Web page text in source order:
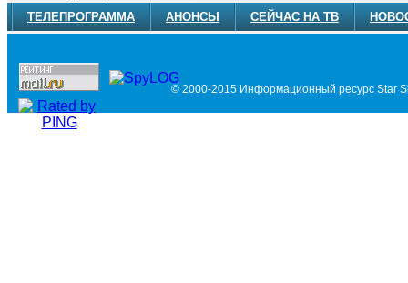
ТЕЛЕПРОГРАММА АНОНСЫ СЕЙЧАС НА ТВ
© 2000-2015 Информационный ресурс Star